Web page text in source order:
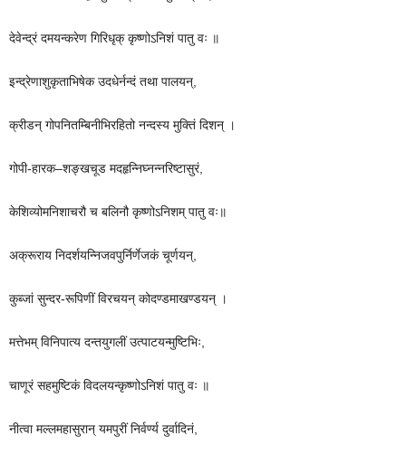
देवेन्द्रं दमयन्करेण गिरिधृक् कृष्णोऽनिशं पातु वः ॥
इन्द्रेणाशुकृताभिषेक उदधेर्नन्दं तथा पालयन्,
क्रीडन् गोपनितम्बिनीभिरहितो नन्दस्य मुक्तिं दिशन् ।
गोपी-हारक–शङ्खचूड मदहृन्निघ्नन्नरिष्टासुरं,
केशिव्योमनिशाचरौ च बलिनौ कृष्णोऽनिशम् पातु वः॥
अक्रूराय निदर्शयन्निजवपुर्निर्णेजकं चूर्णयन्,
कुब्जां सुन्दर-रूपिणीं विरचयन् कोदण्डमाखण्डयन् ।
मत्तेभम् विनिपात्य दन्तयुगलीं उत्पाटयन्मुष्टिभिः,
चाणूरं सहमुष्टिकं विदलयन्कृष्णोऽनिशं पातु वः ॥
नीत्वा मल्लमहासुरान् यमपुरीं निर्वर्ण्य दुर्वादिनं,